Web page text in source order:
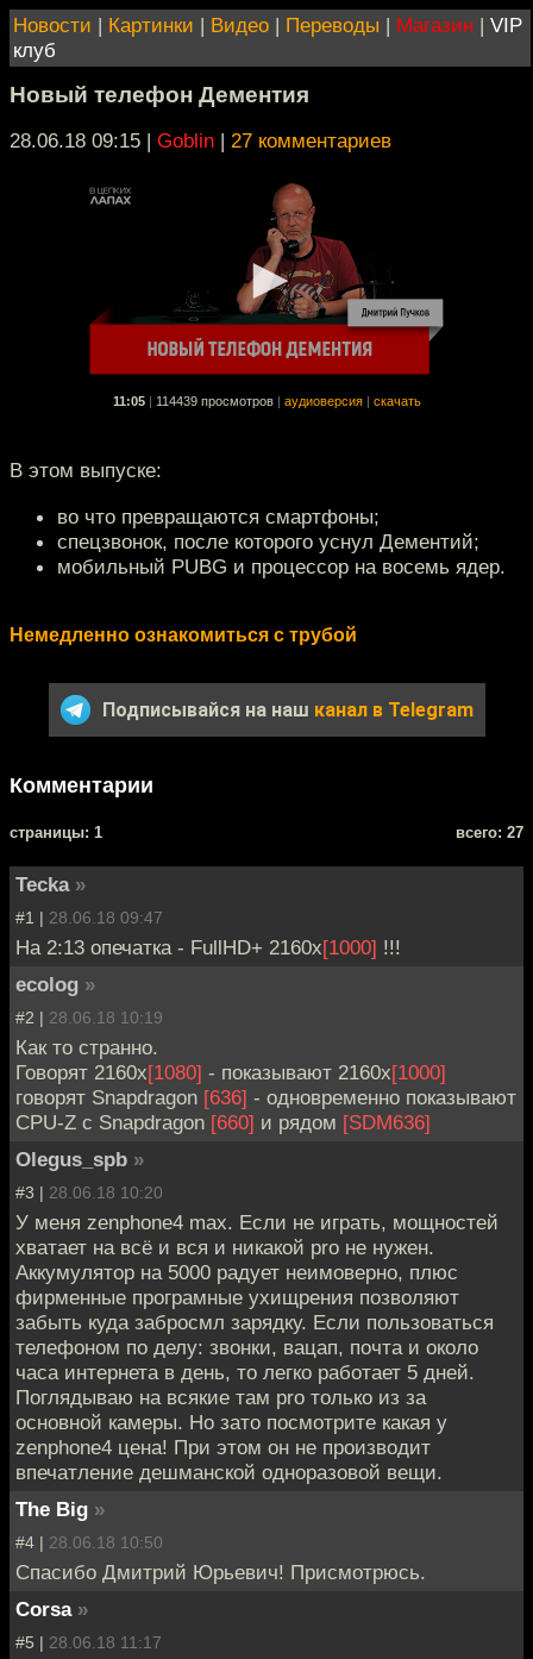
Новости | Картинки | Видео | Переводы | Магазин | VIP
клуб
Новый телефон Дементия
28.06.18 09:15 | Goblin | 27 комментариев
11:05 114439 просмотров аудиоверсия скачать
В этом выпуске:
во что превращаются смартфоны;
спецзвонок, после которого уснул Дементий;
мобильный PUBG и процессор на восемь ядер.
Немедленно ознакомиться с трубой
Подписывайся на наш канал в Telegram
Комментарии
cтраницы: 1 всего: 27
Tecka »
#1 | 28.06.18 09:47
На 2:13 опечатка - FullHD+ 2160x[1000] !!!
ecolog »
#2 | 28.06.18 10:19
Как то странно.
Говорят 2160x[1080] - показывают 2160x[1000]
говорят Snapdragon [636] - одновременно показывают
CPU-Z с Snapdragon [660] и рядом [SDM636]
Olegus_spb »
#3 | 28.06.18 10:20
У меня zenphone4 max. Если не играть, мощностей
хватает на всё и вся и никакой pro не нужен.
Аккумулятор на 5000 радует неимоверно, плюс
фирменные програмные ухищрения позволяют
забыть куда забросмл зарядку. Если пользоваться
телефоном по делу: звонки, вацап, почта и около
часа интернета в день, то легко работает 5 дней.
Поглядываю на всякие там pro только из за
основной камеры. Но зато посмотрите какая у
zenphone4 цена! При этом он не производит
впечатление дешманской одноразовой вещи.
The Big »
#4 | 28.06.18 10:50
Спасибо Дмитрий Юрьевич! Присмотрюсь.
Corsa »
#5 | 28.06.18 11:17